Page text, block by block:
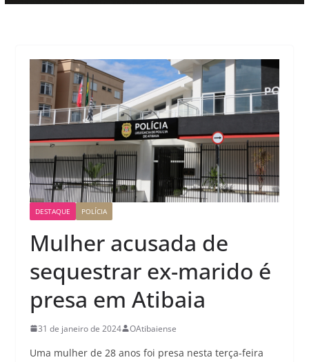
DESTAQUE POLÍCIA
Mulher acusada de
sequestrar ex-marido é
presa em Atibaia
31 de janeiro de 2024 OAtibaiense
Uma mulher de 28 anos foi presa nesta terça-feira